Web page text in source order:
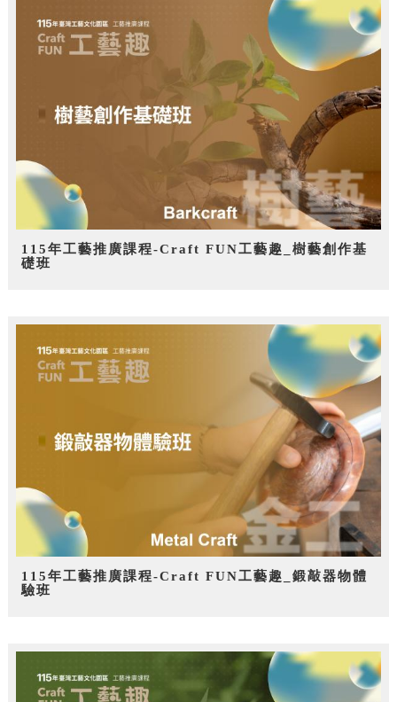
115年工藝推廣課程-Craft FUN工藝趣_樹藝創作基
礎班
115年工藝推廣課程-Craft FUN工藝趣_鍛敲器物體
驗班